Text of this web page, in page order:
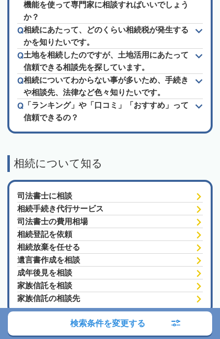
機能を使って専門家に相談すればいいでしょう
か？
相続にあたって、どのくらい相続税が発生する
かを知りたいです。
土地を相続したのですが、土地活用にあたって
信頼できる相談先を探しています。
相続についてわからない事が多いため、手続き
や相談先、法律など色々知りたいです。
「ランキング」や「口コミ」「おすすめ」って
信頼できるの？
相続について知る
司法書士に相談
相続手続き代行サービス
司法書士の費用相場
相続登記を依頼
相続放棄を任せる
遺言書作成を相談
成年後見を相談
家族信託を相談
家族信託の相談先
検索条件を変更する